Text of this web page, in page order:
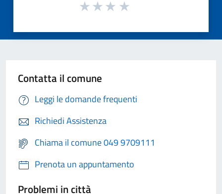
Contatta il comune
Leggi le domande frequenti
Richiedi Assistenza
Chiama il comune 049 9709111
Prenota un appuntamento
Problemi in città